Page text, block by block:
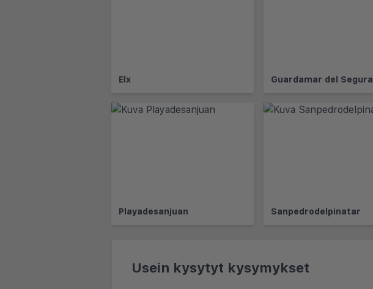
Elx Guardamar del Segura
Playadesanjuan Sanpedrodelpinatar
Usein kysytyt kysymykset